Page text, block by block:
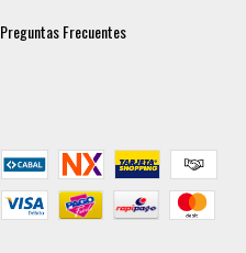
Preguntas Frecuentes